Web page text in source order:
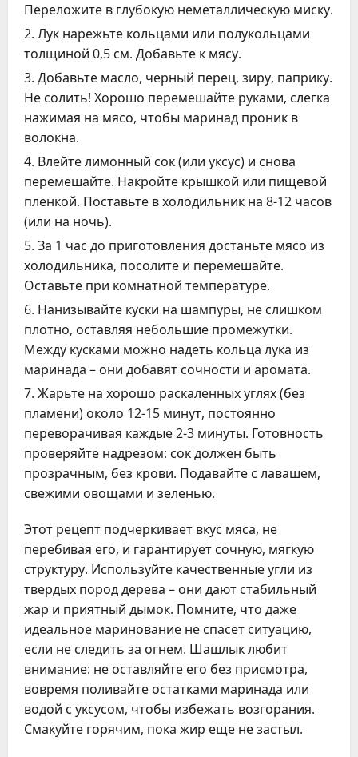
Переложите в глубокую неметаллическую миску.
Лук нарежьте кольцами или полукольцами
толщиной 0,5 см. Добавьте к мясу.
Добавьте масло, черный перец, зиру, паприку.
Не солить! Хорошо перемешайте руками, слегка
нажимая на мясо, чтобы маринад проник в
волокна.
Влейте лимонный сок (или уксус) и снова
перемешайте. Накройте крышкой или пищевой
пленкой. Поставьте в холодильник на 8-12 часов
(или на ночь).
За 1 час до приготовления достаньте мясо из
холодильника, посолите и перемешайте.
Оставьте при комнатной температуре.
Нанизывайте куски на шампуры, не слишком
плотно, оставляя небольшие промежутки.
Между кусками можно надеть кольца лука из
маринада – они добавят сочности и аромата.
Жарьте на хорошо раскаленных углях (без
пламени) около 12-15 минут, постоянно
переворачивая каждые 2-3 минуты. Готовность
проверяйте надрезом: сок должен быть
прозрачным, без крови. Подавайте с лавашем,
свежими овощами и зеленью.
Этот рецепт подчеркивает вкус мяса, не
перебивая его, и гарантирует сочную, мягкую
структуру. Используйте качественные угли из
твердых пород дерева – они дают стабильный
жар и приятный дымок. Помните, что даже
идеальное маринование не спасет ситуацию,
если не следить за огнем. Шашлык любит
внимание: не оставляйте его без присмотра,
вовремя поливайте остатками маринада или
водой с уксусом, чтобы избежать возгорания.
Смакуйте горячим, пока жир еще не застыл.